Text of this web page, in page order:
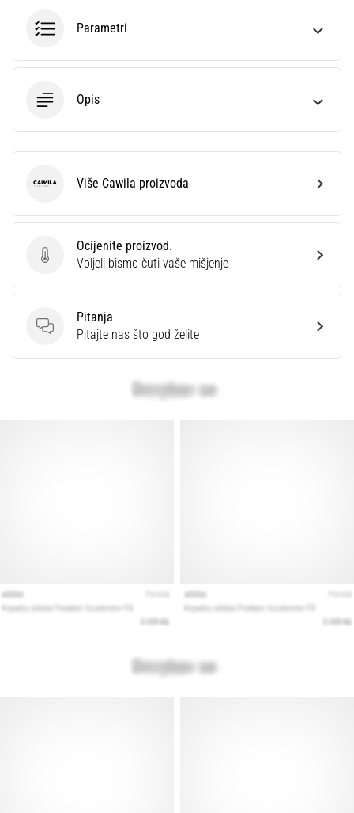
Parametri
Opis
Ocijenite proizvod.
Ocijenite proizvod.
Voljeli bismo čuti vaše mišjenje
Pitanja
Pitanja
Pitajte nas što god želite
Cawila Više Cawila proizvoda